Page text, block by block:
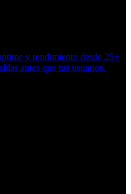
y rendimiento desde 25+
antes que tus usuarios.